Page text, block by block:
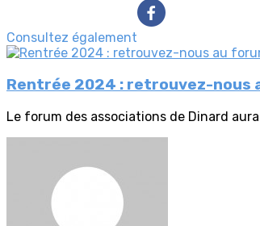
Consultez également
Rentrée 2024 : retrouvez-nous
Le forum des associations de Dinard